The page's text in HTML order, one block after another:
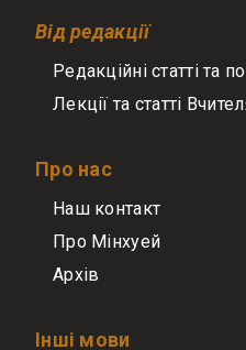
Від редакції
Редакційні статті та
Лекції та статті
Про нас
Наш контакт
Про Мінхуей
Архів
Інші мови